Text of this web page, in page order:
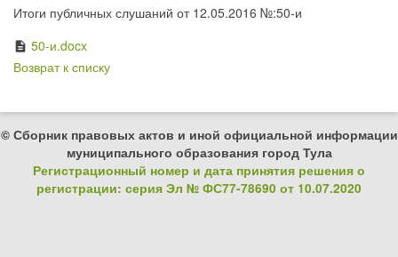
Итоги публичных слушаний от 12.05.2016 №:50-и
description 50-и.docx
Возврат к списку
© Сборник правовых актов и иной официальной информации
муниципального образования город Тула
Регистрационный номер и дата принятия решения о
регистрации: серия Эл № ФС77-78690 от 10.07.2020